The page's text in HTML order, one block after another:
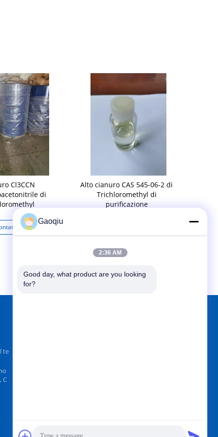
Cl3CCN
di
Alto cianuro CAS 545-06-2 di
Trichloromethyl di
purificazione
te
C
Gaoqiu
2:36 AM
Good day, what product are you looking
for?